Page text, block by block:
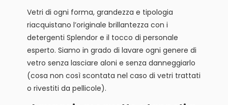
Vetri di ogni forma, grandezza e tipologia
riacquistano l’originale brillantezza con i
detergenti Splendor e il tocco di personale
esperto. Siamo in grado di lavare ogni genere di
vetro senza lasciare aloni e senza danneggiarlo
(cosa non così scontata nel caso di vetri trattati
o rivestiti da pellicole).